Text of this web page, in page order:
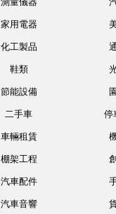
家用電器
化工製品
鞋類
節能設備
二手車 停
車輛租賃
棚架工程
汽車配件
汽車音響